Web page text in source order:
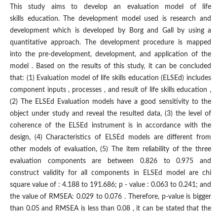
This study aims to develop an evaluation model of life
skills education. The development model used is research and
development which is developed by Borg and Gall by using a
quantitative approach. The development procedure is mapped
into the pre-development, development, and application of the
model . Based on the results of this study, it can be concluded
that: (1) Evaluation model of life skills education (ELSEd) includes
component inputs , processes , and result of life skills education ,
(2) The ELSEd Evaluation models have a good sensitivity to the
object under study and reveal the resulted data, (3) the level of
coherence of the ELSEd instrument is in accordance with the
design, (4) Characteristics of ELSEd models are different from
other models of evaluation, (5) The item reliability of the three
evaluation components are between 0.826 to 0.975 and
construct validity for all components in ELSEd model are chi
square value of : 4.188 to 191.686; p - value : 0.063 to 0.241; and
the value of RMSEA: 0.029 to 0.076 . Therefore, p-value is bigger
than 0.05 and RMSEA is less than 0.08 , it can be stated that the